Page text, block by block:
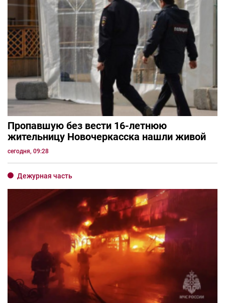
Пропавшую без вести 16-летнюю
жительницу Новочеркасска нашли живой
сегодня, 09:28
Дежурная часть